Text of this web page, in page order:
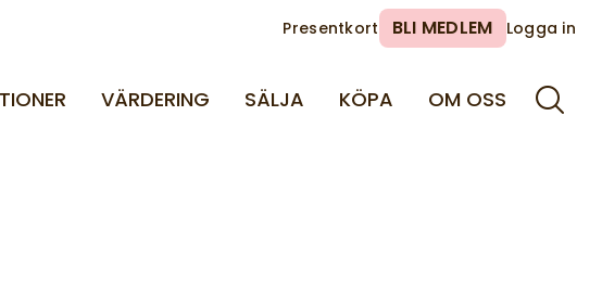
Presentkort BLI MEDLEM Logga in
VÄRDERING SÄLJA KÖPA OM OSS